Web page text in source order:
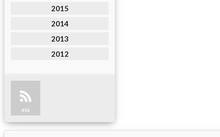
2015
2014
2013
2012
RSS